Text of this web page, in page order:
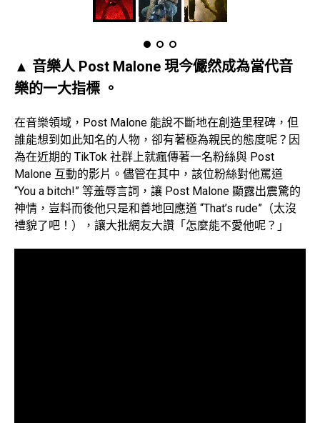
▲ 音樂人 Post Malone 現今儼然成為當代音
樂的一大指標 。
在音樂領域，Post Malone 能說不斷地在創造里程碑，但
誰能想到如此知名的人物，卻有著極為親民的態度呢？因
為在近期的 TikTok 社群上就瘋傳著一名粉絲與 Post
Malone 互動的影片。儘管在其中，該位粉絲對他罵道
“You a bitch!” 等羞辱言詞，讓 Post Malone 顯露出震驚的
神情，豈料而後他只是和善地回應道 “That’s rude”（太沒
禮貌了吧！），讓大批網友大讚「怎麼能不愛他呢？」